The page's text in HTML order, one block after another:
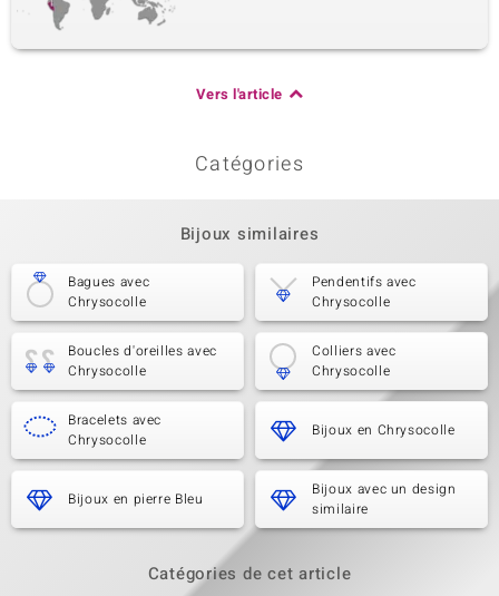
Vers l'article
Catégories
Bijoux similaires
Bagues avec
Chrysocolle
Pendentifs avec
Chrysocolle
Boucles d'oreilles avec
Chrysocolle
Colliers avec
Chrysocolle
Bracelets avec
Chrysocolle
Bijoux en Chrysocolle
Bijoux en pierre Bleu
Bijoux avec un design
similaire
Catégories de cet article